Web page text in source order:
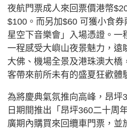
夜航門票成人來回票價港幣
$100。而另加$60 可獲小食
星空下音樂會」入場憑證。一
一程感受大嶼山夜景魅力，遠
大佛、機場全景及港珠澳大橋
客帶來前所未有的盛夏狂歡體
為將慶典氣氛推向高峰，昂坪
日期間推出「昂坪360二十周
廣期內購買來回纜車門票，並